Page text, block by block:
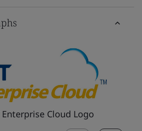
Enterprise Cloud Logo